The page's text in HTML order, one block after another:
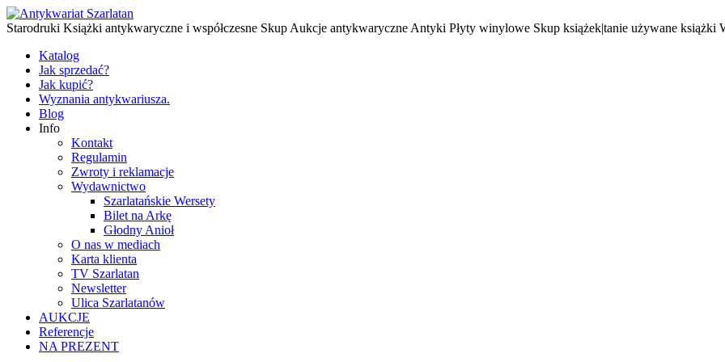
Starodruki Książki antykwaryczne i współczesne Skup Aukcje antykwaryczne Antyki Płyty winylowe Skup książek|tanie używane książki
Katalog
Jak sprzedać?
Jak kupić?
Wyznania antykwariusza.
Blog
Info
Kontakt
Regulamin
Zwroty i reklamacje
Wydawnictwo
Szarlatańskie Wersety
Bilet na Arkę
Głodny Anioł
O nas w mediach
Karta klienta
TV Szarlatan
Newsletter
Ulica Szarlatanów
AUKCJE
Referencje
NA PREZENT